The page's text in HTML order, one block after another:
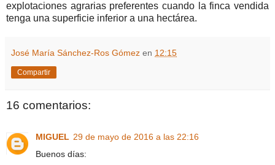
explotaciones agrarias preferentes cuando la finca vendida
tenga una superficie inferior a una hectárea.
José María Sánchez-Ros Gómez en 12:15
Compartir
16 comentarios:
MIGUEL 29 de mayo de 2016 a las 22:16
Buenos días: